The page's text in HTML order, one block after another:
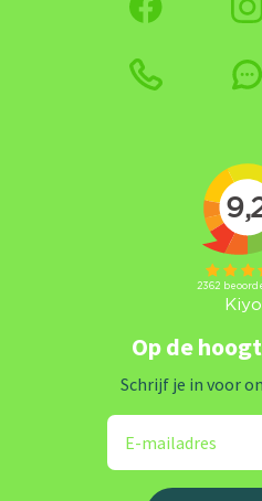
Op de
Schrijf je in voor